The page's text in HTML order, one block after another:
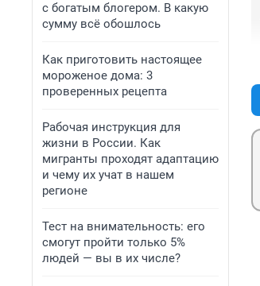
с богатым блогером. В какую
сумму всё обошлось
Как приготовить настоящее
мороженое дома: 3
проверенных рецепта
Рабочая инструкция для
жизни в России. Как
мигранты проходят адаптацию
и чему их учат в нашем
регионе
Тест на внимательность: его
смогут пройти только 5%
людей — вы в их числе?